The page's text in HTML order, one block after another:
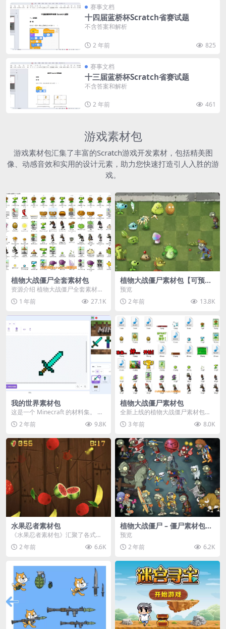
赛事文档
十四届蓝桥杯Scratch省赛试题
不含答案和解析
2 年前 825
赛事文档
十三届蓝桥杯Scratch省赛试题
不含答案和解析
2 年前 461
游戏素材包
游戏素材包汇集了丰富的Scratch游戏开发素材，包括精美图
像、动感音效和实用的设计元素，助力您快速打造引人入胜的游
戏。
植物大战僵尸全套素材包
资源介绍 植物大战僵尸全套素材
包，包含227个丰富多样的素材，
涵盖角色、背景、动...
1 年前 27.1K
植物大战僵尸素材包【可预
览】
预览
2 年前
13.8K
我的世界素材包
这是一个 Minecraft 的材料集。 操
作方法如下： 工具 → 右箭头 怪物...
2 年前 9.8K
植物大战僵尸素材包
全新上线的植物大战僵尸素材包，
内含48个精选资源，涵盖角色、场
景、音效等多样内容...
3 年前 8.0K
水果忍者素材包
《水果忍者素材包》汇聚了各式鲜
美诱人的水果图像与清脆悦耳的切
割音效，专为追求极致...
2 年前 6.6K
植物大战僵尸 – 僵尸素材包
【可预览】
预览
2 年前
6.2K